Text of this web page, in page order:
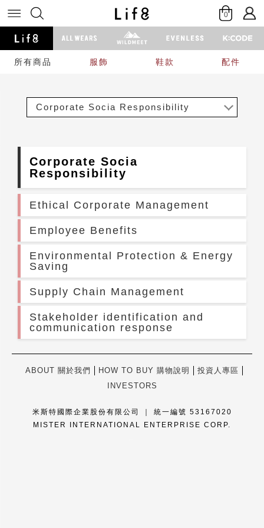
0
所有商品 服飾 鞋款 配件
Corporate Socia Responsibility
Corporate Socia
Responsibility
Ethical Corporate Management
Employee Benefits
Environmental Protection & Energy
Saving
Supply Chain Management
Stakeholder identification and
communication response
ABOUT 關於我們 HOW TO BUY 購物說明
投資人專區
INVESTORS
米斯特國際企業股份有限公司 ｜ 統一編號 53167020
MISTER INTERNATIONAL ENTERPRISE CORP.